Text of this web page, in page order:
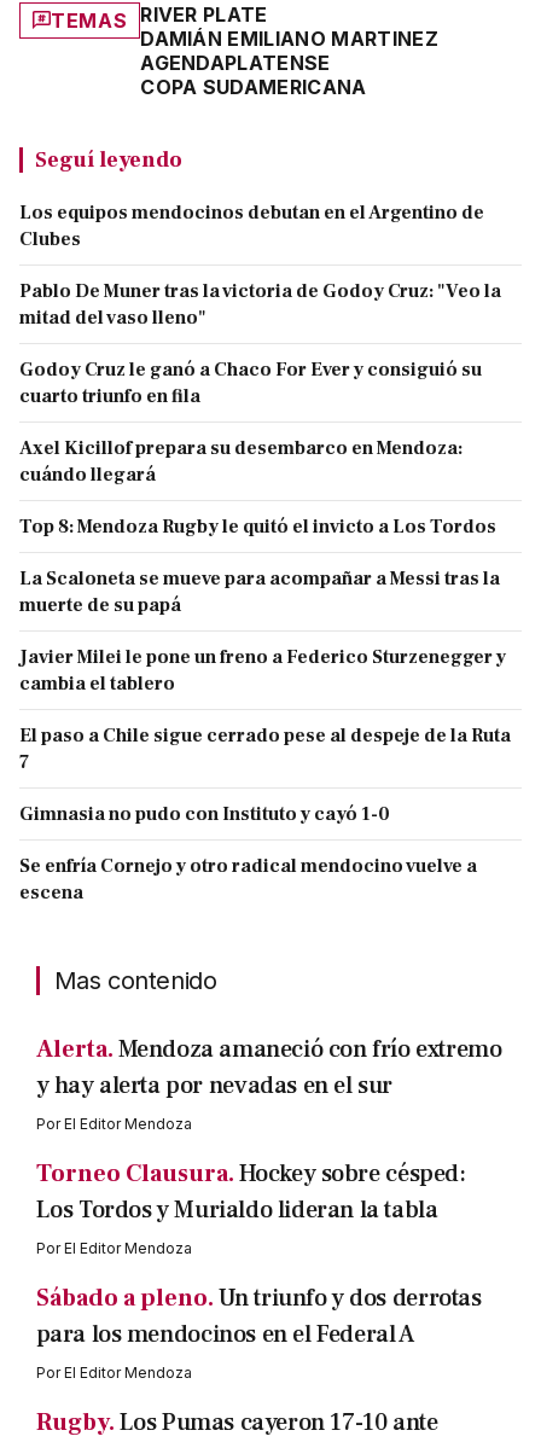
TEMAS
RIVER PLATE
DAMIÁN EMILIANO MARTINEZ
AGENDAPLATENSE
COPA SUDAMERICANA
Seguí leyendo
Los equipos mendocinos debutan en el Argentino de
Clubes
Pablo De Muner tras la victoria de Godoy Cruz: "Veo la
mitad del vaso lleno"
Godoy Cruz le ganó a Chaco For Ever y consiguió su
cuarto triunfo en fila
Axel Kicillof prepara su desembarco en Mendoza:
cuándo llegará
Top 8: Mendoza Rugby le quitó el invicto a Los Tordos
La Scaloneta se mueve para acompañar a Messi tras la
muerte de su papá
Javier Milei le pone un freno a Federico Sturzenegger y
cambia el tablero
El paso a Chile sigue cerrado pese al despeje de la Ruta
7
Gimnasia no pudo con Instituto y cayó 1-0
Se enfría Cornejo y otro radical mendocino vuelve a
escena
Mas contenido
Alerta.Mendoza amaneció con frío extremo
y hay alerta por nevadas en el sur
PorEl Editor Mendoza
Torneo Clausura.Hockey sobre césped:
Los Tordos y Murialdo lideran la tabla
PorEl Editor Mendoza
Sábado a pleno.Un triunfo y dos derrotas
para los mendocinos en el Federal A
PorEl Editor Mendoza
Rugby.Los Pumas cayeron 17-10 ante